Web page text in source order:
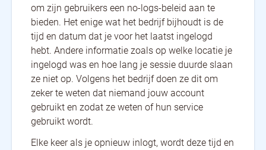
om zijn gebruikers een no-logs-beleid aan te
bieden. Het enige wat het bedrijf bijhoudt is de
tijd en datum dat je voor het laatst ingelogd
hebt. Andere informatie zoals op welke locatie je
ingelogd was en hoe lang je sessie duurde slaan
ze niet op. Volgens het bedrijf doen ze dit om
zeker te weten dat niemand jouw account
gebruikt en zodat ze weten of hun service
gebruikt wordt.
Elke keer als je opnieuw inlogt, wordt deze tijd en